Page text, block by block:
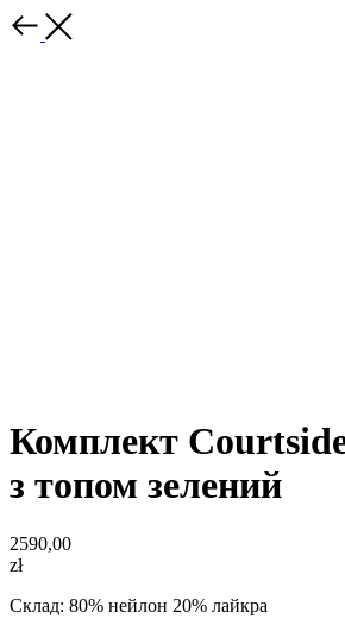
Комплект
з топом зелений
2590,00
zł
Склад: 80% нейлон 20% лайкра